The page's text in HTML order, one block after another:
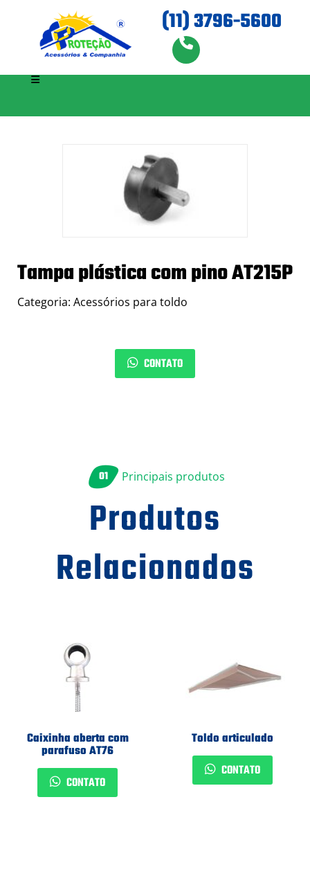
(11) 3796-5600
Tampa plástica com pino AT215P
Categoria: Acessórios para toldo
CONTATO
01 Principais produtos
Produtos
Relacionados
Caixinha aberta com
parafuso AT76
CONTATO
Toldo articulado
CONTATO